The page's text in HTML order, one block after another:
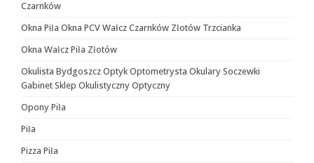
Czarnków
Okna Piła Okna PCV Wałcz Czarnków Złotów Trzcianka
Okna Wałcz Piła Złotów
Okulista Bydgoszcz Optyk Optometrysta Okulary Soczewki
Gabinet Sklep Okulistyczny Optyczny
Opony Piła
Piła
Pizza Piła